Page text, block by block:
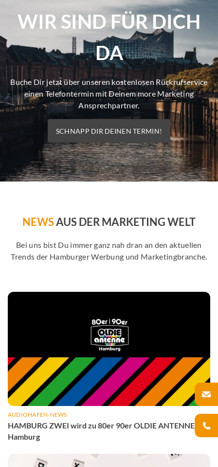
WIR SIND FÜR DICH
DA
Buche Dir jetzt über unseren kostenlosen Rückrufservice
einen Telefontermin mit Deinem more Marketing
Ansprechpartner.
SCHNAPP DIR DEINEN TERMIN!
NEWSAUS DER MARKETING WELT
Bei uns bist Du immer ganz nah dran an den aktuellen
Trends der Hamburger Werbung und Marketingbranche.
AUDIOHAFEN-NEWS
HAMBURG ZWEI wird zu 80er 90er OLDIE ANTENNE
Hamburg